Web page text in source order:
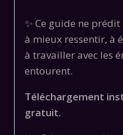
✨ Ce guide ne
à mieux ressentir, à
à travailler avec les
entourent.
Téléchargement
gratuit.